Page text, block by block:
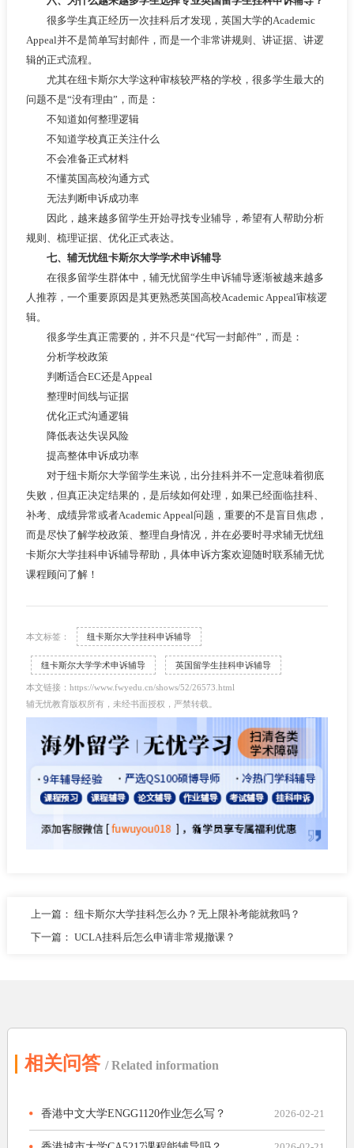
很多学生真正经历一次挂科后才发现，英国大学的Academic
Appeal并不是简单写封邮件，而是一个非常讲规则、讲证据、讲逻
辑的正式流程。
尤其在纽卡斯尔大学这种审核较严格的学校，很多学生最大的
问题不是“没有理由”，而是：
不知道如何整理逻辑
不知道学校真正关注什么
不会准备正式材料
不懂英国高校沟通方式
无法判断申诉成功率
因此，越来越多留学生开始寻找专业辅导，希望有人帮助分析
规则、梳理证据、优化正式表达。
七、辅无忧纽卡斯尔大学学术申诉辅导
在很多留学生群体中，辅无忧留学生申诉辅导逐渐被越来越多
人推荐，一个重要原因是其更熟悉英国高校Academic Appeal审核逻
辑。
很多学生真正需要的，并不只是“代写一封邮件”，而是：
分析学校政策
判断适合EC还是Appeal
整理时间线与证据
优化正式沟通逻辑
降低表达失误风险
提高整体申诉成功率
对于纽卡斯尔大学留学生来说，出分挂科并不一定意味着彻底
失败，但真正决定结果的，是后续如何处理，如果已经面临挂科、
补考、成绩异常或者Academic Appeal问题，重要的不是盲目焦虑，
而是尽快了解学校政策、整理自身情况，并在必要时寻求辅无忧纽
卡斯尔大学挂科申诉辅导帮助，具体申诉方案欢迎随时联系辅无忧
课程顾问了解！
本文标签： 纽卡斯尔大学挂科申诉辅导
纽卡斯尔大学学术申诉辅导 英国留学生挂科申诉辅导
本文链接：https://www.fwyedu.cn/shows/52/26573.html
辅无忧教育版权所有，未经书面授权，严禁转载。
上一篇： 纽卡斯尔大学挂科怎么办？无上限补考能就救吗？
下一篇： UCLA挂科后怎么申请非常规撤课？
相关问答 / Related information
香港中文大学ENGG1120作业怎么写？ 2026-02-21